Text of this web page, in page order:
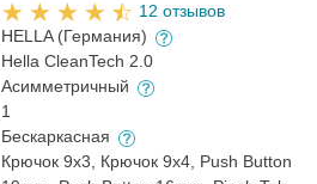
12 отзывов
HELLA (Германия)
Hella CleanTech 2.0
Асимметричный
1
Бескаркасная
Крючок 9x3, Крючок 9x4, Push Button